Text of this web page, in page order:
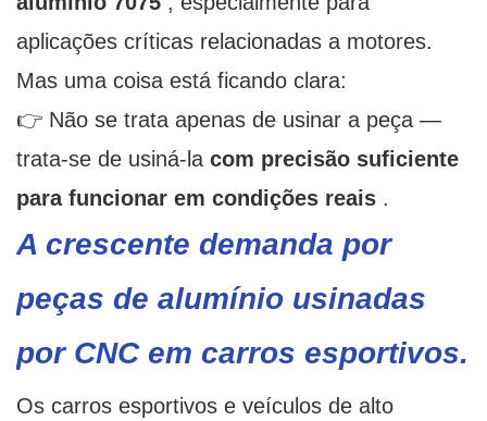
aplicações críticas relacionadas a motores.
Mas uma coisa está ficando clara:
👉 Não se trata apenas de usinar a peça —
trata-se de usiná-la com precisão suficiente
para funcionar em condições reais .
A crescente demanda por
peças de alumínio usinadas
por CNC em carros esportivos.
Os carros esportivos e veículos de alto